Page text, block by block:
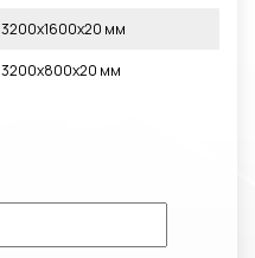
3200х1600х20 мм
3200х800х20 мм